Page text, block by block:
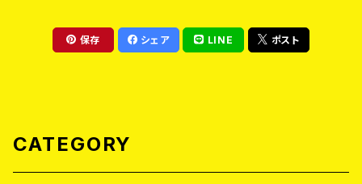
保存 シェア LINE ポスト
CATEGORY